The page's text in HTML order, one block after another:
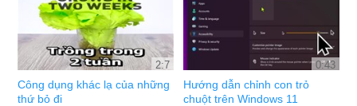
2:7
Công dụng khác lạ của những
thứ bỏ đi
0:43
Hướng dẫn chỉnh con trỏ
chuột trên Windows 11